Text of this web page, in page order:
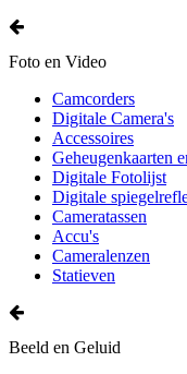
Foto en Video
Camcorders
Digitale Camera's
Accessoires
Geheugenkaarten
Digitale Fotolijst
Digitale
Cameratassen
Accu's
Cameralenzen
Statieven
Beeld en Geluid